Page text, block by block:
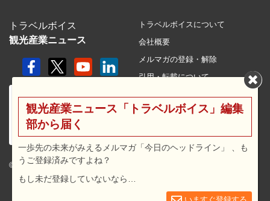
トラベルボイス
観光産業ニュース
© 2026 travel voice.
トラベルボイスについて
会社概要
メルマガの登録・解除
引用・転載について
利用規約
広告メニュー・料金
観光産業ニュース「トラベルボイス」編集
部から届く
一歩先の未来がみえるメルマガ「今日のヘッドライン」 、も
うご登録済みですよね？
もし未だ登録していないなら…